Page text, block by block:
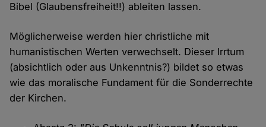
Bibel (Glaubensfreiheit!!) ableiten lassen.
Möglicherweise werden hier christliche mit
humanistischen Werten verwechselt. Dieser Irrtum
(absichtlich oder aus Unkenntnis?) bildet so etwas
wie das moralische Fundament für die Sonderrechte
der Kirchen.